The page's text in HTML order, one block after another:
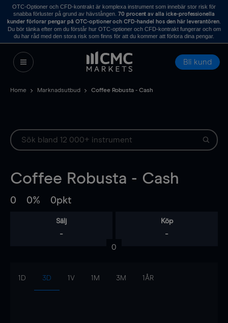
OTC-Optioner och CFD-kontrakt är komplexa instrument som innebär stor risk för
snabba förluster på grund av hävstången. 70 procent av alla icke-professionella
kunder förlorar pengar på OTC-optioner och CFD-handel hos den här leverantören.
Du bör tänka efter om du förstår hur OTC-optioner och CFD-kontrakt fungerar och om
du har råd med den stora risk som finns för att du kommer att förlora dina pengar.
Bli kund
Home Marknadsutbud Coffee Robusta - Cash
Coffee Robusta - Cash
0 0% 0pkt
Sälj
-
Köp
-
0
1D 3D 1V 1M 3M 1ÅR